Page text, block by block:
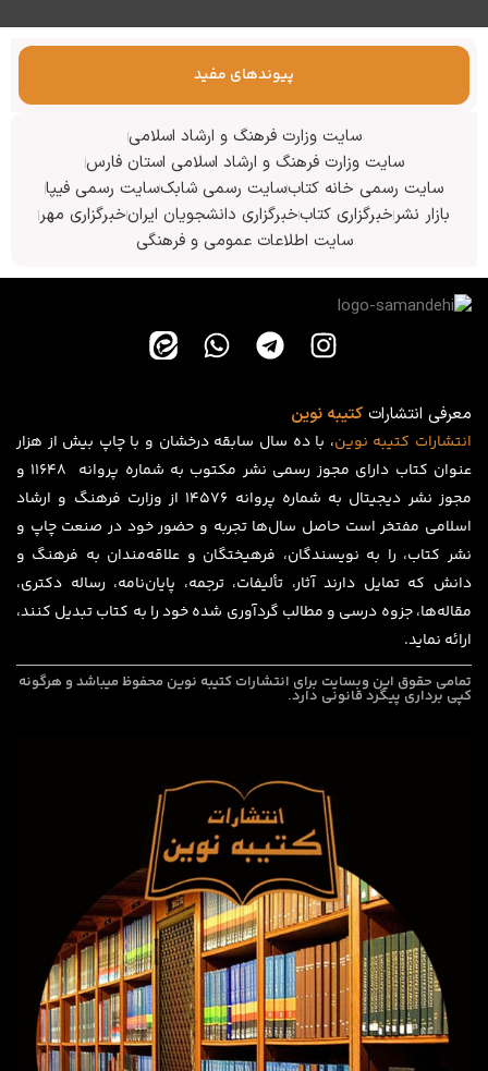
پیوندهای مفید
سایت وزارت فرهنگ و ارشاد اسلامی
سایت وزارت فرهنگ و ارشاد اسلامی استان فارس
سایت رسمی خانه کتابسایت رسمی شابکسایت رسمی فیپا
بازار نشرخبرگزاری کتابخبرگزاری دانشجویان ایرانخبرگزاری مهر
سایت اطلاعات عمومی و فرهنگی
معرفی انتشاراتکتیبه نوین
انتشارات کتیبه نوین، با ده سال سابقه درخشان و با چاپ بیش از هزار
عنوان کتاب دارای مجوز رسمی نشر مکتوب به شماره پروانه ۱۱۶۴۸ و
مجوز نشر دیجیتال به شماره پروانه 14576 از وزارت فرهنگ و ارشاد
اسلامی مفتخر است حاصل سال‌ها تجربه و حضور خود در صنعت چاپ و
نشر کتاب، را به نویسندگان، فرهیختگان و علاقه‌مندان به فرهنگ و
دانش که تمایل دارند آثار، تألیفات، ترجمه، پایان‌نامه، رساله دکتری،
مقاله‌ها، جزوه درسی و مطالب گردآوری شده خود را به کتاب تبدیل کنند،
ارائه نماید.
تمامی حقوق این وبسایت برای انتشارات کتیبه نوین محفوظ میباشد و هرگونه
کپی برداری پیگرد قانونی دارد.